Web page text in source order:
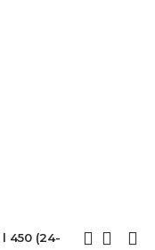
450 (24-